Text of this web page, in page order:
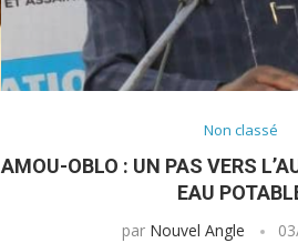
Non classé
AMOU-OBLO : UN PAS VERS
EAU
par Nouvel Angle